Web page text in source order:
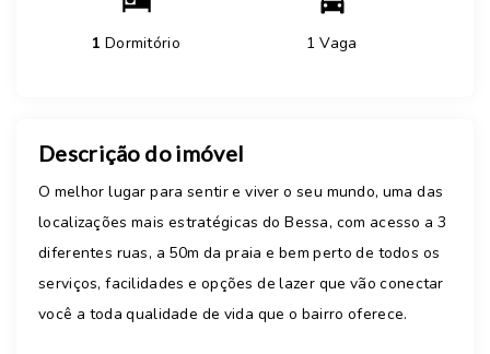
1 Dormitório 1 Vaga
Descrição do imóvel
O melhor lugar para sentir e viver o seu mundo, uma das
localizações mais estratégicas do Bessa, com acesso a 3
diferentes ruas, a 50m da praia e bem perto de todos os
serviços, facilidades e opções de lazer que vão conectar
você a toda qualidade de vida que o bairro oferece.